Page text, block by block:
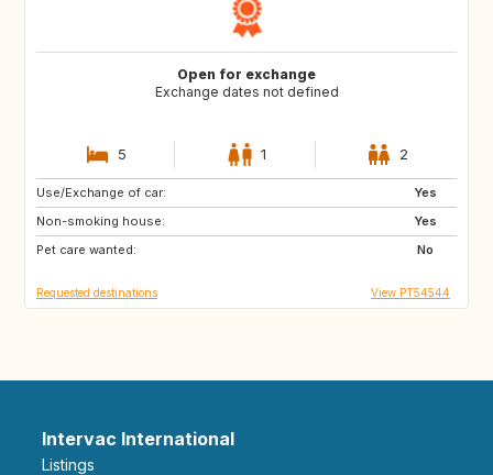
Open for exchange
Exchange dates not defined
5 1 2
Use/Exchange of car:
Yes
Non-smoking house:
Yes
Pet care wanted:
No
ES
LV
GR
Requested destinations View PT54544
Intervac International
Listings